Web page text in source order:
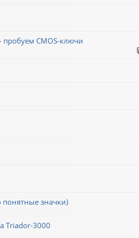
CMOS-ключи
значки)
Triador-3000